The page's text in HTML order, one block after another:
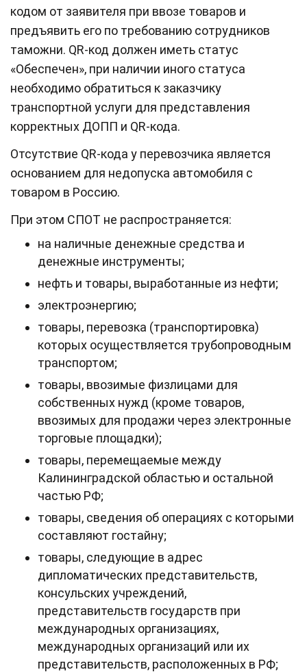
кодом от заявителя при ввозе товаров и
предъявить его по требованию сотрудников
таможни. QR-код должен иметь статус
«Обеспечен», при наличии иного статуса
необходимо обратиться к заказчику
транспортной услуги для представления
корректных ДОПП и QR-кода.
Отсутствие QR-кода у перевозчика является
основанием для недопуска автомобиля с
товаром в Россию.
При этом СПОТ не распространяется:
на наличные денежные средства и
денежные инструменты;
нефть и товары, выработанные из нефти;
электроэнергию;
товары, перевозка (транспортировка)
которых осуществляется трубопроводным
транспортом;
товары, ввозимые физлицами для
собственных нужд (кроме товаров,
ввозимых для продажи через электронные
торговые площадки);
товары, перемещаемые между
Калининградской областью и остальной
частью РФ;
товары, сведения об операциях с которыми
составляют гостайну;
товары, следующие в адрес
дипломатических представительств,
консульских учреждений,
представительств государств при
международных организациях,
международных организаций или их
представительств, расположенных в РФ;